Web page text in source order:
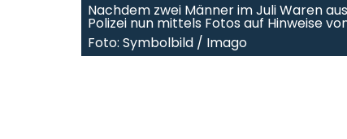
Nachdem zwei Männer im Juli Waren
Polizei nun mittels Fotos auf Hinweise
Foto: Symbolbild / Imago